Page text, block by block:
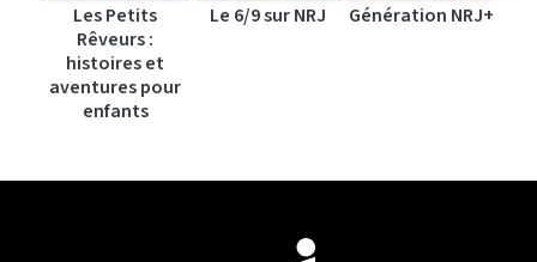
Les Petits
Rêveurs :
histoires et
aventures pour
enfants
Le 6/9 sur NRJ Génération NRJ+